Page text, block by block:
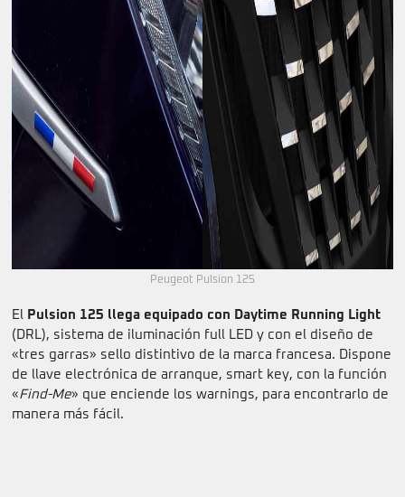
Peugeot Pulsion 125
El Pulsion 125 llega equipado con Daytime Running Light
(DRL), sistema de iluminación full LED y con el diseño de
«tres garras» sello distintivo de la marca francesa. Dispone
de llave electrónica de arranque, smart key, con la función
«Find-Me» que enciende los warnings, para encontrarlo de
manera más fácil.